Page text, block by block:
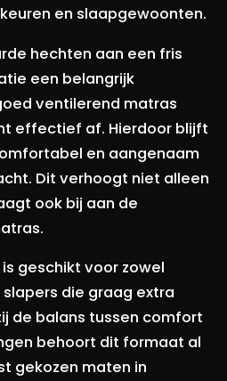
en slaapgewoonten.
hechten aan een fris
een belangrijk
ventilerend matras
effectief af. Hierdoor blijft
en aangenaam
Dit verhoogt niet alleen
ook bij aan de
geschikt voor zowel
die graag extra
de balans tussen comfort
behoort dit formaat al
gekozen maten in